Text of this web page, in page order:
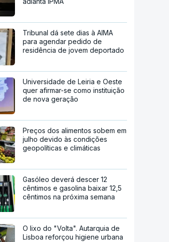
Tribunal dá sete dias à AIMA
para agendar pedido de
residência de jovem deportado
Universidade de Leiria e Oeste
quer afirmar-se como instituição
de nova geração
Preços dos alimentos sobem em
julho devido às condições
geopolíticas e climáticas
Gasóleo deverá descer 12
cêntimos e gasolina baixar 12,5
cêntimos na próxima semana
O lixo do "Volta". Autarquia de
Lisboa reforçou higiene urbana